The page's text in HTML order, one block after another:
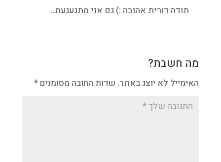
תודה דורית אהובה :) גם אני מתגעגעת..
מה חשבת?
האימייל לא יוצג באתר. שדות החובה מסומנים *